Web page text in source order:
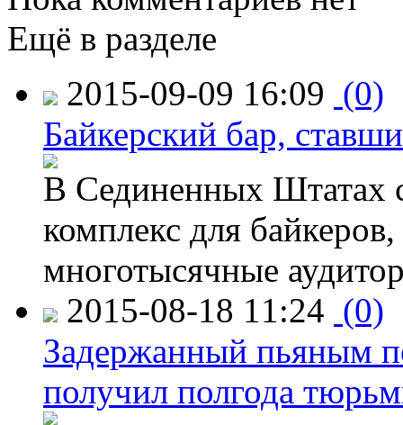
Ещё в разделе
2015-09-09 16:09 (0)
Байкерский бар,
В Сединенных Штатах
комплекс для
многотысячные
2015-08-18 11:24 (0)
Задержанный пьяным
получил полгода